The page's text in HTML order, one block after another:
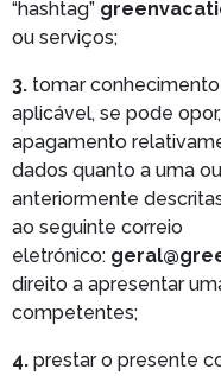
“hashtag”
ou serviços;
3. tomar
aplicável, se pode
apagamento
dados quanto a uma
anteriormente
ao seguinte correio
eletrónico:
direito a apresentar
competentes;
4. prestar o presente